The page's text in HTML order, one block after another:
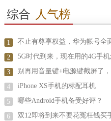
综合 人气榜
1 不止有尊享权益，华为帐号全
2 5G时代到来，现在用的4G手机
3 别再用音量键+电源键截屏了
4 iPhone XS手机的标配耳机
5 哪些Android手机备受好评？
6 双12即将到来不要花冤枉钱买